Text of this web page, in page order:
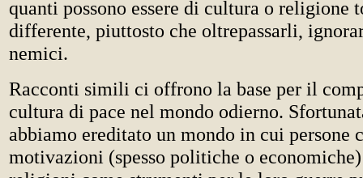
quanti possono essere di cultura o religione
differente, piuttosto che oltrepassarli,
nemici.
Racconti simili ci offrono la base per il
cultura di pace nel mondo odierno.
abbiamo ereditato un mondo in cui persone
motivazioni (spesso politiche o